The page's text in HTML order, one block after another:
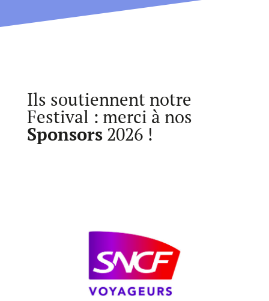
Ils soutiennent notre
Festival : merci à nos
Sponsors2026 !